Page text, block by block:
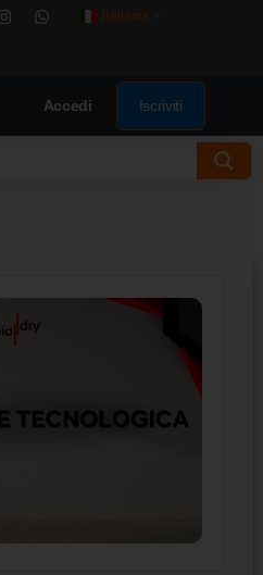
Italiano
Accedi Iscriviti